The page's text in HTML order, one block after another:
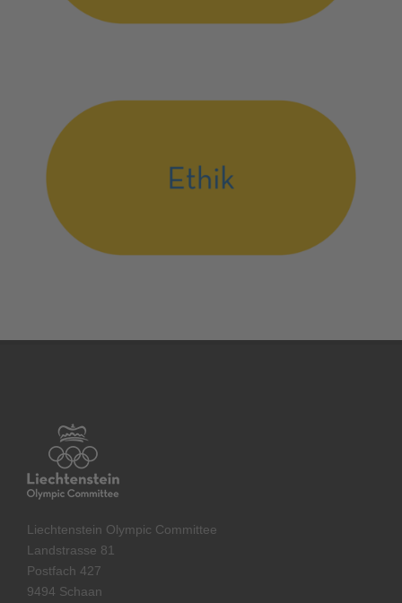
Liechtenstein Olympic Committee
Landstrasse 81
Postfach 427
9494 Schaan